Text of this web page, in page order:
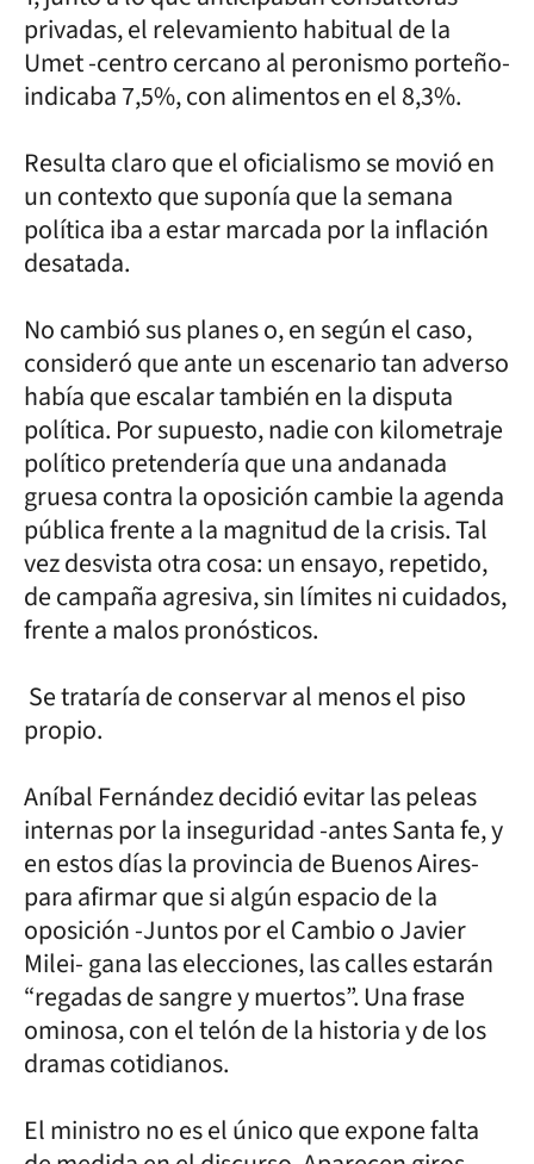
privadas, el relevamiento habitual de la
Umet -centro cercano al peronismo porteño-
indicaba 7,5%, con alimentos en el 8,3%.
Resulta claro que el oficialismo se movió en
un contexto que suponía que la semana
política iba a estar marcada por la inflación
desatada.
No cambió sus planes o, en según el caso,
consideró que ante un escenario tan adverso
había que escalar también en la disputa
política. Por supuesto, nadie con kilometraje
político pretendería que una andanada
gruesa contra la oposición cambie la agenda
pública frente a la magnitud de la crisis. Tal
vez desvista otra cosa: un ensayo, repetido,
de campaña agresiva, sin límites ni cuidados,
frente a malos pronósticos.
Se trataría de conservar al menos el piso
propio.
Aníbal Fernández decidió evitar las peleas
internas por la inseguridad -antes Santa fe, y
en estos días la provincia de Buenos Aires-
para afirmar que si algún espacio de la
oposición -Juntos por el Cambio o Javier
Milei- gana las elecciones, las calles estarán
“regadas de sangre y muertos”. Una frase
ominosa, con el telón de la historia y de los
dramas cotidianos.
El ministro no es el único que expone falta